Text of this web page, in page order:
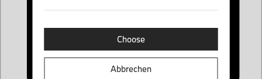
Choose
Abbrechen